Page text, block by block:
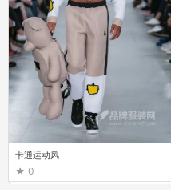
卡通运动风
0